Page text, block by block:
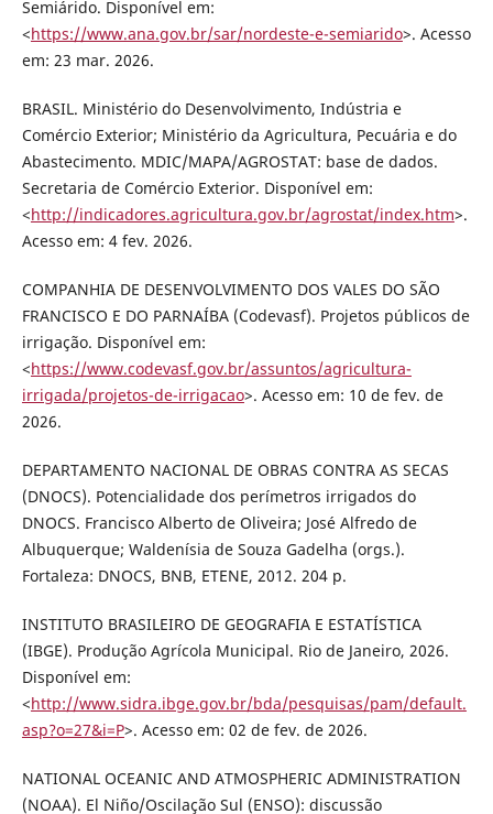
Semiárido. Disponível em:
<https://www.ana.gov.br/sar/nordeste-e-semiarido>. Acesso
em: 23 mar. 2026.
BRASIL. Ministério do Desenvolvimento, Indústria e
Comércio Exterior; Ministério da Agricultura, Pecuária e do
Abastecimento. MDIC/MAPA/AGROSTAT: base de dados.
Secretaria de Comércio Exterior. Disponível em:
<http://indicadores.agricultura.gov.br/agrostat/index.htm>.
Acesso em: 4 fev. 2026.
COMPANHIA DE DESENVOLVIMENTO DOS VALES DO SÃO
FRANCISCO E DO PARNAÍBA (Codevasf). Projetos públicos de
irrigação. Disponível em:
<https://www.codevasf.gov.br/assuntos/agricultura-
irrigada/projetos-de-irrigacao>. Acesso em: 10 de fev. de
2026.
DEPARTAMENTO NACIONAL DE OBRAS CONTRA AS SECAS
(DNOCS). Potencialidade dos perímetros irrigados do
DNOCS. Francisco Alberto de Oliveira; José Alfredo de
Albuquerque; Waldenísia de Souza Gadelha (orgs.).
Fortaleza: DNOCS, BNB, ETENE, 2012. 204 p.
INSTITUTO BRASILEIRO DE GEOGRAFIA E ESTATÍSTICA
(IBGE). Produção Agrícola Municipal. Rio de Janeiro, 2026.
Disponível em:
<http://www.sidra.ibge.gov.br/bda/pesquisas/pam/default.
asp?o=27&i=P>. Acesso em: 02 de fev. de 2026.
NATIONAL OCEANIC AND ATMOSPHERIC ADMINISTRATION
(NOAA). El Niño/Oscilação Sul (ENSO): discussão